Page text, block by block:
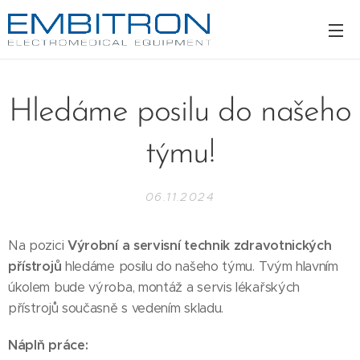
Hledáme posilu do našeho
týmu!
06.11.2024
Na pozici Výrobní a servisní technik zdravotnických
přístrojů hledáme posilu do našeho týmu. Tvým hlavním
úkolem bude výroba, montáž a servis lékařských
přístrojů současně s vedením skladu.
Náplň práce: